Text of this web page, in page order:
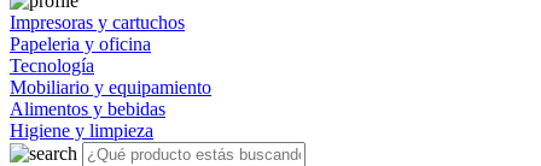
Impresoras y cartuchos
Papeleria y oficina
Tecnología
Mobiliario y equipamiento
Alimentos y bebidas
Higiene y limpieza